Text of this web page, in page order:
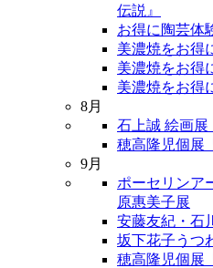
伝説』
お得に陶芸体
美濃焼をお得
美濃焼をお得
美濃焼をお得
8月
石上誠 絵画
穂高隆児個展
9月
ポーセリン
原惠美子展
安藤友紀・石
坂下花子うつ
穂高隆児個展